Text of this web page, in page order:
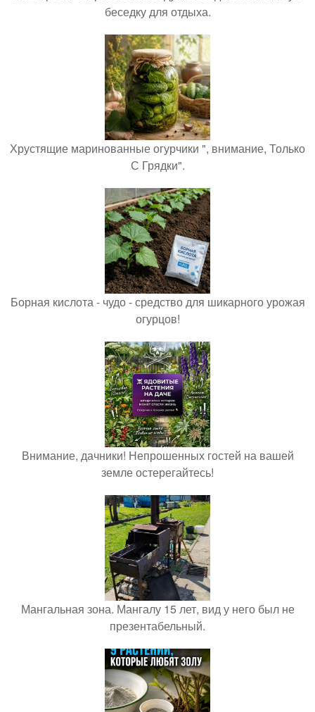
беседку для отдыха.
Хрустящие маринованные огурчики ", внимание, Только
С Грядки".
Борная кислота - чудо - средство для шикарного урожая
огурцов!
Внимание, дачники! Непрошенных гостей на вашей
земле остерегайтесь!
Мангальная зона. Мангалу 15 лет, вид у него был не
презентабельный.